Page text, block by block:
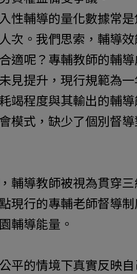
性輔導的量化數據常
次。我們思索，輔導
適呢？專輔教師的輔
見提升，現行規範為
竭程度與其輸出的輔
模式，缺少了個別督
輔導教師被視為貫穿
現行的專輔老師督導
輔導能量。
平的情境下真實反映